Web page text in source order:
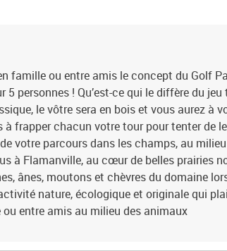
famille ou entre amis le concept du Golf
5 personnes ! Qu’est-ce qui le diffère du
le vôtre sera en bois et vous aurez à
à frapper chacun votre tour pour tenter de
votre parcours dans les champs, au
à Flamanville, au cœur de belles prairies
ânes, moutons et chèvres du domaine
nature, écologique et originale qui
entre amis au milieu des animaux